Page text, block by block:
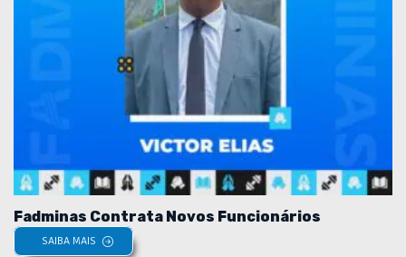
Fadminas Contrata Novos Funcionários
SAIBA MAIS